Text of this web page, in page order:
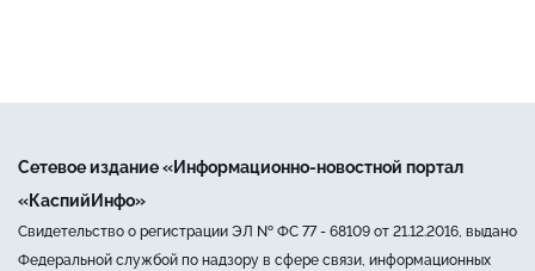
Сетевое издание «Информационно-новостной портал
«КаспийИнфо»
Свидетельство о регистрации ЭЛ № ФС 77 - 68109 от 21.12.2016, выдано
Федеральной службой по надзору в сфере связи, информационных